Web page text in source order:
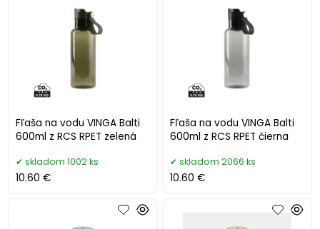
Fľaša na vodu VINGA Balti
600ml z RCS RPET zelená
skladom 1002 ks
10.60 €
Fľaša na vodu VINGA Balti
600ml z RCS RPET čierna
skladom 2066 ks
10.60 €